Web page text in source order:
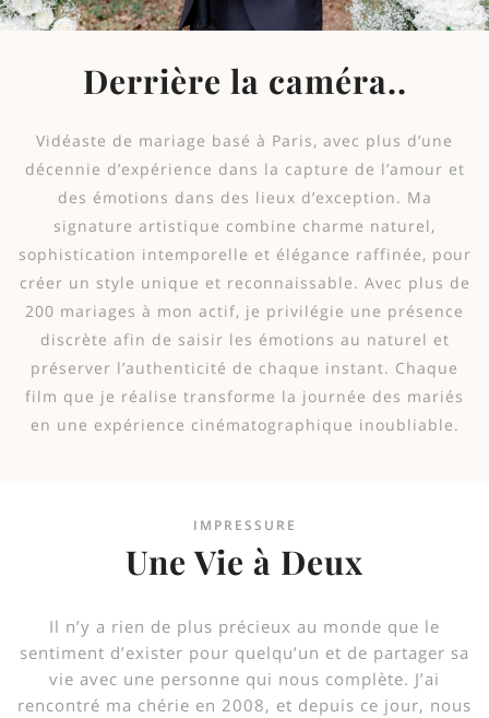
Derrière la caméra..
Vidéaste de mariage basé à Paris, avec plus d’une
décennie d’expérience dans la capture de l’amour et
des émotions dans des lieux d’exception. Ma
signature artistique combine charme naturel,
sophistication intemporelle et élégance raffinée, pour
créer un style unique et reconnaissable. Avec plus de
200 mariages à mon actif, je privilégie une présence
discrète afin de saisir les émotions au naturel et
préserver l’authenticité de chaque instant. Chaque
film que je réalise transforme la journée des mariés
en une expérience cinématographique inoubliable.
IMPRESSURE
Une Vie à Deux
Il n’y a rien de plus précieux au monde que le
sentiment d’exister pour quelqu’un et de partager sa
vie avec une personne qui nous complète. J’ai
rencontré ma chérie en 2008, et depuis ce jour, nous